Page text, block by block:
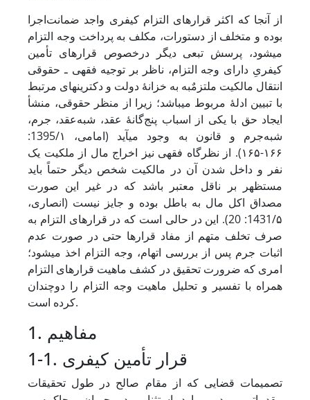
از آنجا که اکثر قرارهای التزام کیفری واجد ضمانت‌اجرا
بوده و متخلف از دستورات، مکلف به پرداخت وجه التزام
می‏شود، پرسش تبعی دیگر درخصوص قرارهای تأمین
کیفریِ دارای وجه التزام، ناظر بر توجیه فقهی ـ حقوقی
انتقال مالکیت ملتزمٌ‏به به خزانۀ دولت و دکترین‏های مرتبط
با تبیین ادلۀ مربوط می‏باشد؛ زیرا از منظر حقوقی، منشأ
ایجاد حق با یکی از اسباب پنج‌گانهٔ عقد، شبه‌عقد، جرم،
شبه‌جرم و قانون به وجود می‏آید (امامی، 1395/۱:
۱۶۶-۱۶۵). از نظرگاه فقهی نیز اخراج مال از ملکیت یک
نفر و داخل شدن آن در مالکیت شخص دیگر حتماً باید
مستظهر بر ناقل معتبر باشد که در غیر این صورت
مصداق اکل مال به باطل بوده و جایز نیست (انصاری،
1431/۵: 20). این در حالی است که در قرارهای التزام به
صرف تخلف متهم از مفاد قرارها حتی در صورت عدم
اثبات جرم پس از بررسی اتهام، وجه التزام اخذ می‏شود؛
امری که ضرورت تحقیق در کشف ماهیت قرار‏های التزام
همراه با تفسیر و تحلیل ماهیت وجه التزام را دوچندان
کرده است.
1. مفاهیم
1-1. قرار تأمین کیفری
تصمیمات قضایی که از مقام صالح در طول تحقیقات